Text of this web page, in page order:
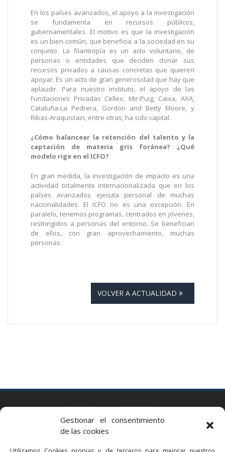
Gestionar el consentimiento
de las cookies
En los países avanzados, el apoyo a la investigación
se fundamenta en recursos públicos,
gubernamentales. El motivo es que la investigación
es un bien común, que beneficia a la sociedad en su
conjunto. La filantropía es un acto voluntario, de
personas o entidades que deciden donar sus
recursos privados a causas concretas que quieren
apoyar. Es un acto de gran generosidad que hay que
aplaudir. Para nuestro instituto, el apoyo de las
Fundaciones Privadas Cellex, Mir-Puig, Caixa, AXA,
Cataluña-La Pedrera, Gordon and Betty Moore, y
Ribas-Araquistain, entre otras, ha sido capital.
¿Cómo balancear la retención del talento y la
captación de materia gris foránea? ¿Qué
modelo rige en el ICFO?
En gran medida, la investigación de impacto es una
actividad totalmente internacionalizada que en los
países avanzados ejecuta personal de muchas
nacionalidades. El ICFO no es una excepción. En
paralelo, tenemos programas, centrados en jóvenes,
restringidos a personas del entorno. Se benefician
de ellos, con gran aprovechamiento, muchas
personas.
VOLVER A ACTUALIDAD
Via Augusta 2 bis, 3º, 08006 Barcelona